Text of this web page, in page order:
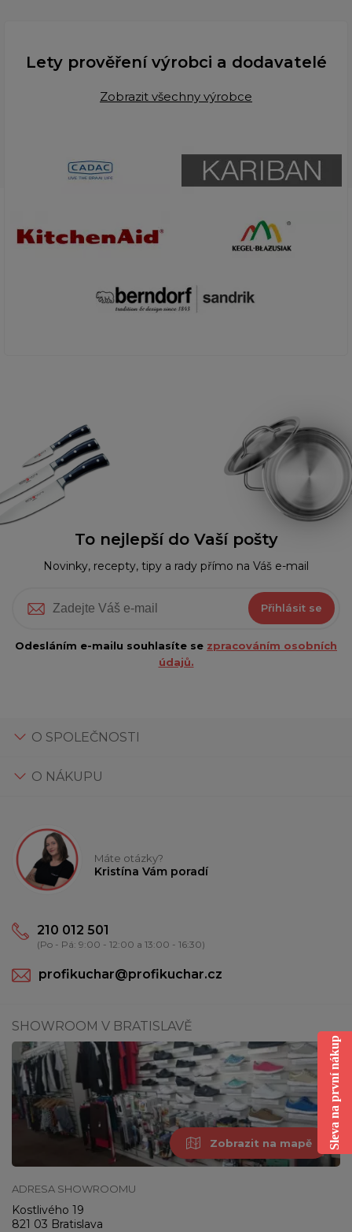
Lety prověření výrobci a dodavatelé
Zobrazit všechny výrobce
To nejlepší do Vaší pošty
Novinky, recepty, tipy a rady přímo na Váš e-mail
Přihlásit se
Odesláním e-mailu souhlasíte se zpracováním osobních
údajů.
O SPOLEČNOSTI
O NÁKUPU
Máte otázky?
Kristína Vám poradí
210 012 501
(Po - Pá: 9:00 - 12:00 a 13:00 - 16:30)
profikuchar@profikuchar.cz
SHOWROOM V BRATISLAVĚ
Zobrazit na mapě
ADRESA SHOWROOMU
Kostlivého 19
821 03 Bratislava
Sleva na první nákup